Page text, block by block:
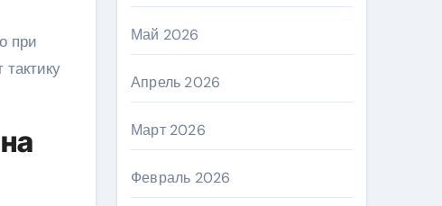
при
Май 2026
Апрель 2026
Март 2026
Февраль 2026